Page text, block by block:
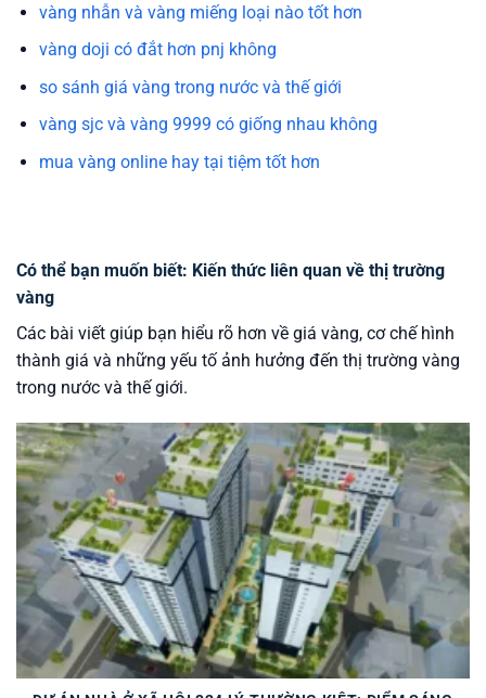
vàng nhẫn và vàng miếng loại nào tốt hơn
vàng doji có đắt hơn pnj không
so sánh giá vàng trong nước và thế giới
vàng sjc và vàng 9999 có giống nhau không
mua vàng online hay tại tiệm tốt hơn
Có thể bạn muốn biết: Kiến thức liên quan về thị trường
vàng
Các bài viết giúp bạn hiểu rõ hơn về giá vàng, cơ chế hình
thành giá và những yếu tố ảnh hưởng đến thị trường vàng
trong nước và thế giới.